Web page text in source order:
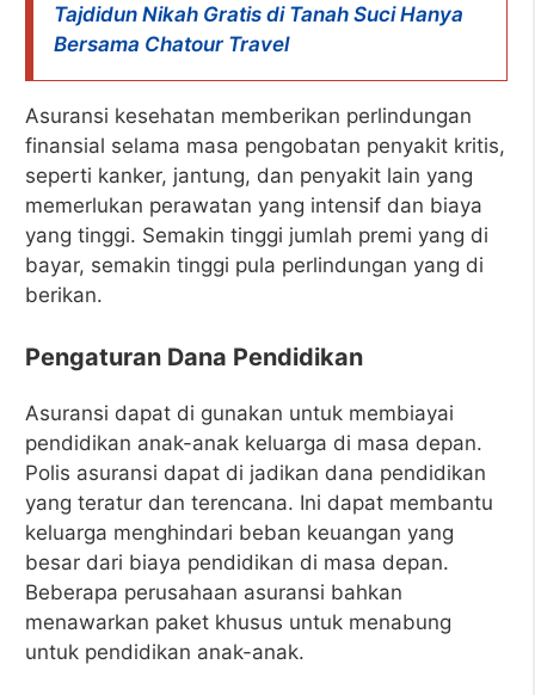
Tajdidun Nikah Gratis di Tanah Suci Hanya
Bersama Chatour Travel
Asuransi kesehatan memberikan perlindungan
finansial selama masa pengobatan penyakit kritis,
seperti kanker, jantung, dan penyakit lain yang
memerlukan perawatan yang intensif dan biaya
yang tinggi. Semakin tinggi jumlah premi yang di
bayar, semakin tinggi pula perlindungan yang di
berikan.
Pengaturan Dana Pendidikan
Asuransi dapat di gunakan untuk membiayai
pendidikan anak-anak keluarga di masa depan.
Polis asuransi dapat di jadikan dana pendidikan
yang teratur dan terencana. Ini dapat membantu
keluarga menghindari beban keuangan yang
besar dari biaya pendidikan di masa depan.
Beberapa perusahaan asuransi bahkan
menawarkan paket khusus untuk menabung
untuk pendidikan anak-anak.